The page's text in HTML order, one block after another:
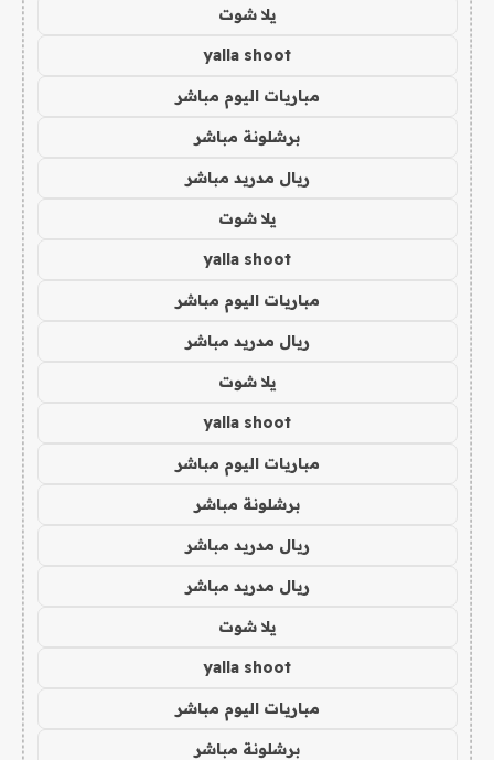
يلا شوت
yalla shoot
مباريات اليوم مباشر
برشلونة مباشر
ريال مدريد مباشر
يلا شوت
yalla shoot
مباريات اليوم مباشر
ريال مدريد مباشر
يلا شوت
yalla shoot
مباريات اليوم مباشر
برشلونة مباشر
ريال مدريد مباشر
ريال مدريد مباشر
يلا شوت
yalla shoot
مباريات اليوم مباشر
برشلونة مباشر